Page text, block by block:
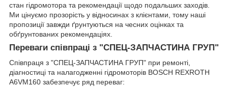
стан гідромотора та рекомендації щодо подальших заходів.
Ми цінуємо прозорість у відносинах з клієнтами, тому наші
пропозиції завжди ґрунтуються на чесних оцінках та
обґрунтованих рекомендаціях.
Переваги співпраці з "СПЕЦ-ЗАПЧАСТИНА ГРУП"
Співпраця з "СПЕЦ-ЗАПЧАСТИНА ГРУП" при ремонті,
діагностиці та налагодженні гідромоторів BOSCH REXROTH
A6VM160 забезпечує ряд переваг: